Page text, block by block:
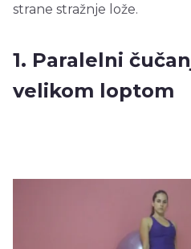
strane stražnje lože.
1. Paralelni
velikom loptom